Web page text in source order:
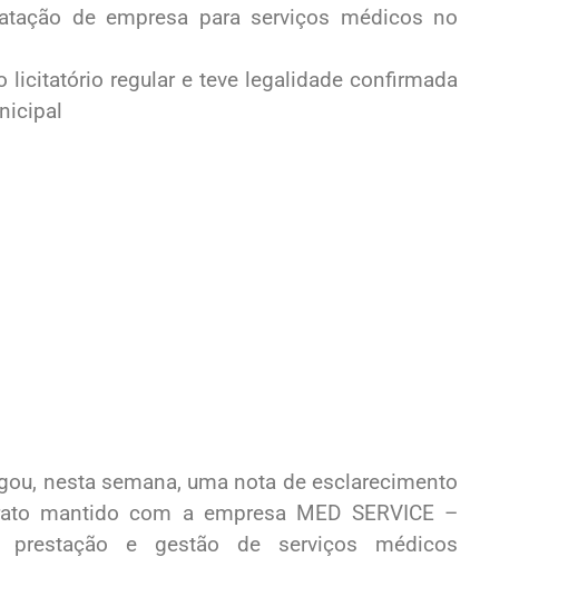
de empresa para serviços médicos no
regular e teve legalidade confirmada
nesta semana, uma nota de esclarecimento
mantido com a empresa MED SERVICE –
prestação e gestão de serviços médicos